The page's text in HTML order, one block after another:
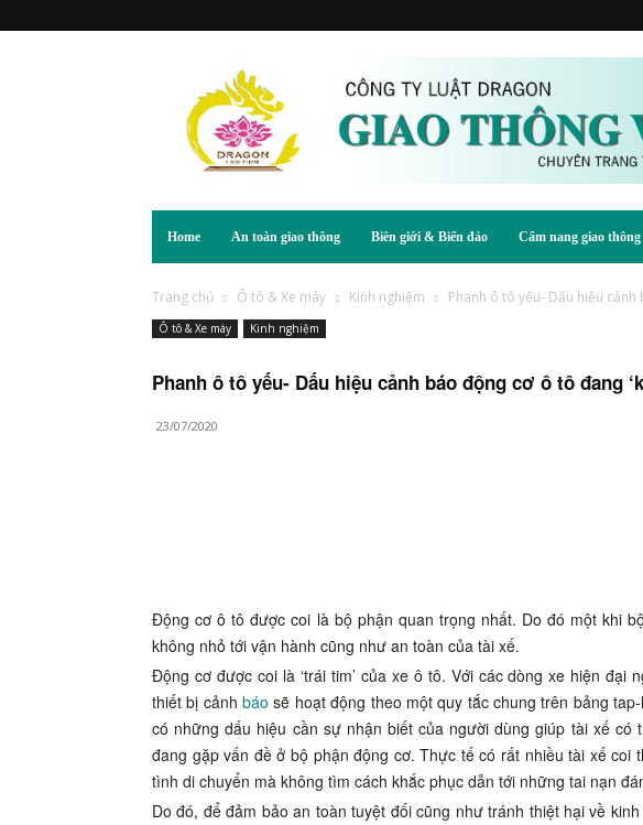
Home An toàn giao thông Biên giới & Biển đảo Cẩm nang giao thông
Trang chủ Ô tô & Xe máy Kinh nghiệm Phanh ô tô yếu- Dấu hiệu cảnh
Ô tô & Xe máy Kinh nghiệm
Phanh ô tô yếu- Dấu hiệu cảnh báo động cơ ô tô đang
23/07/2020
Động cơ ô tô được coi là bộ phận quan trọng nhất. Do đó một khi
không nhỏ tới vận hành cũng như an toàn của tài xế.
Động cơ được coi là ‘trái tim’ của xe ô tô. Với các dòng xe hiện đại
thiết bị cảnhbáo sẽ hoạt động theo một quy tắc chung trên bảng
có những dấu hiệu cần sự nhận biết của người dùng giúp tài xế có
đang gặp vấn đề ở bộ phận động cơ. Thực tế có rất nhiều tài xế
tình di chuyển mà không tìm cách khắc phục dẫn tới những tai nạn
Do đó, để đảm bảo an toàn tuyệt đối cũng như tránh thiệt hại về